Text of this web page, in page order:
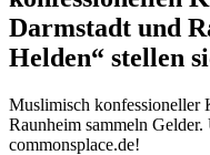
Darmstadt und
Helden“ stellen
Muslimisch konfessioneller
Raunheim sammeln
commonsplace.de!